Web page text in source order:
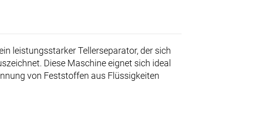
leistungsstarker Tellerseparator, der sich
Diese Maschine eignet sich ideal
von Feststoffen aus Flüssigkeiten